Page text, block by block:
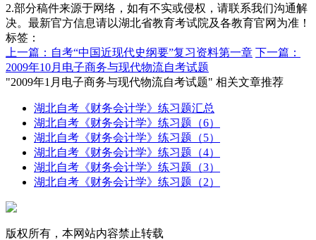
2.部分稿件来源于网络，如有不实或侵权，请联系我们沟通解
决。最新官方信息请以湖北省教育考试院及各教育官网为准！
标签：
上一篇：自考“中国近现代史纲要”复习资料第一章 下一篇：
2009年10月电子商务与现代物流自考试题
"2009年1月电子商务与现代物流自考试题" 相关文章推荐
湖北自考《财务会计学》练习题汇总
湖北自考《财务会计学》练习题（6）
湖北自考《财务会计学》练习题（5）
湖北自考《财务会计学》练习题（4）
湖北自考《财务会计学》练习题（3）
湖北自考《财务会计学》练习题（2）
版权所有，本网站内容禁止转载